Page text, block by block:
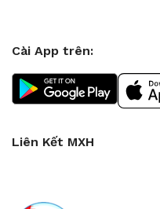
Cài App trên:
Liên Kết MXH